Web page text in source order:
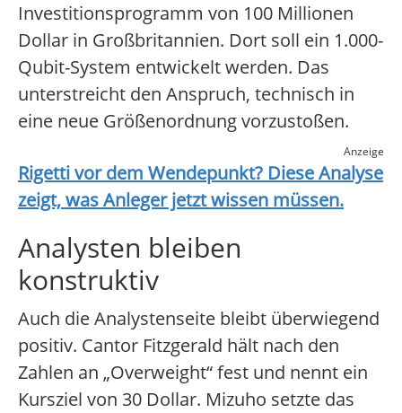
Investitionsprogramm von 100 Millionen
Dollar in Großbritannien. Dort soll ein 1.000-
Qubit-System entwickelt werden. Das
unterstreicht den Anspruch, technisch in
eine neue Größenordnung vorzustoßen.
Anzeige
Rigettivor dem Wendepunkt? Diese Analyse
zeigt, was Anleger jetzt wissen müssen.
Analysten bleiben
konstruktiv
Auch die Analystenseite bleibt überwiegend
positiv. Cantor Fitzgerald hält nach den
Zahlen an „Overweight“ fest und nennt ein
Kursziel von 30 Dollar. Mizuho setzte das